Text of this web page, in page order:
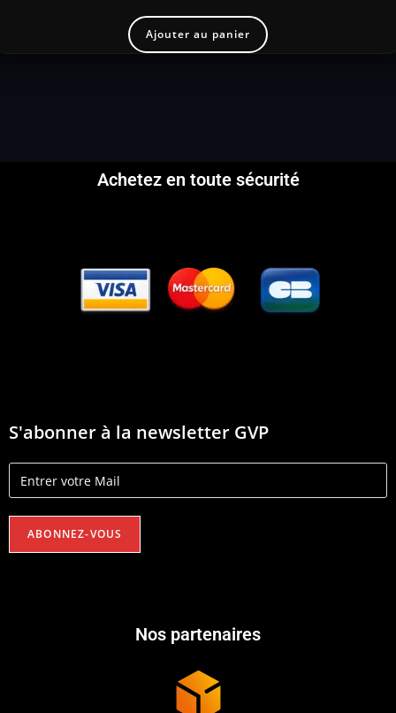
Ajouter au panier
Achetez en toute sécurité
S'abonner à la newsletter GVP
Nos partenaires